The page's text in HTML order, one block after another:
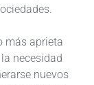
más aprieta
necesidad
nuevos